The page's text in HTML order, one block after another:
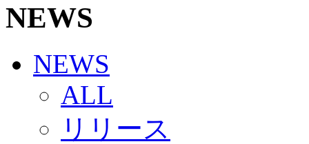
ホームゲーム運営管理規定
Jリーグ運営管理規定
SCHEDULE
2026/27
練習見学時のファンサービスについて
TICKET
奈良クラブ明治安田J3リーグ2026/27シーズン試
奈良クラブ明治安田Ｊ3リーグ 2026/27シーズン「
NEWS
NEWS
ALL
リリース